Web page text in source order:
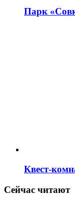
Парк
Квест-
Сейчас читают